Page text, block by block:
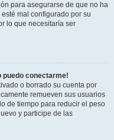
para asegurarse de que no ha
mal configurado por su
lo que necesitaría ser
puedo conectarme!
o borrado su cuenta por
remueven sus usuarios
de tiempo para reducir el peso
y participe de las